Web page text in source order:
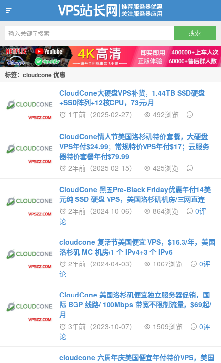
VPS站长网
标签：cloudcone 优惠
CloudCone大硬盘VPS补货，1.44TB SSD硬盘
+SSD阵列+12核CPU，73元/月
1年前（2025-02-27）
492浏览
CloudCone情人节美国洛杉矶特价套餐，大硬盘
VPS年付$24.99；常规特价VPS年付$17；云服务
器特价套餐年付$79.99
2年前（2025-02-15）
425浏览
CloudCone 黑五Pre-Black Friday优惠年付14美
元纯 SSD 硬盘 VPS，美国洛杉矶机房/三网直连
2年前（2024-10-06）
864浏览
0评
论
cloudcone 复活节美国便宜 VPS，$16.3/年，美国
洛杉矶 MC 机房/1 个 IPv4+3 个 IPv6
2年前（2024-04-03）
1067浏览
0评
论
CloudCone 美国洛杉矶便宜独立服务器促销，国
际 BGP 线路/ 100Mbps 带宽不限制流量，$69起/
月
3年前（2023-10-07）
1509浏览
0评
论
cloudcone 六周年庆美国便宜年付特价VPS，美国